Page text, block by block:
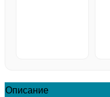
Описание